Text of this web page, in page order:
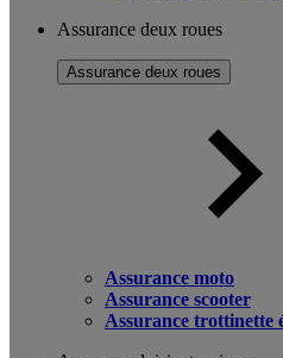
Assurance deux roues
Assurance deux roues
Assurance moto
Assurance scooter
Assurance trottinette